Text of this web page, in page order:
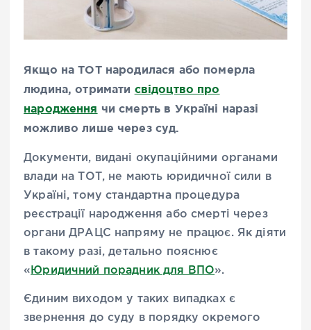
Якщо на ТОТ народилася або померла
людина, отримати свідоцтво про
народження чи смерть в Україні наразі
можливо лише через суд.
Документи, видані окупаційними органами
влади на ТОТ, не мають юридичної сили в
Україні, тому стандартна процедура
реєстрації народження або смерті через
органи ДРАЦС напряму не працює. Як діяти
в такому разі, детально пояснює
« Юридичний порадник для ВПО».
Єдиним виходом у таких випадках є
звернення до суду в порядку окремого